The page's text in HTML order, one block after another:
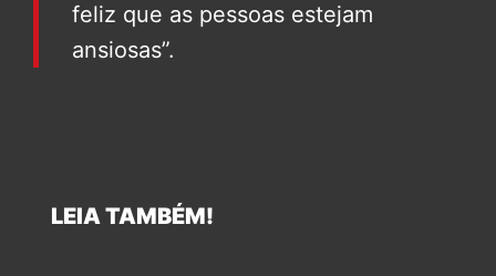
feliz que as pessoas estejam
ansiosas”.
LEIA TAMBÉM!